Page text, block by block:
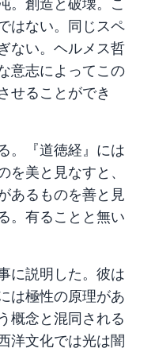
はない。同じスペ
ない。ヘルメス哲
意志によってこの
せることができ
。『道徳経』には
を美と見なすと、
あるものを善と見
。有ることと無い
に説明した。彼は
は極性の原理があ
概念と混同される
洋文化では光は闇